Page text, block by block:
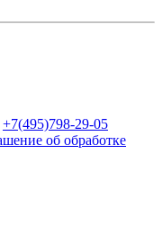
+7(495)798-29-05
об обработке